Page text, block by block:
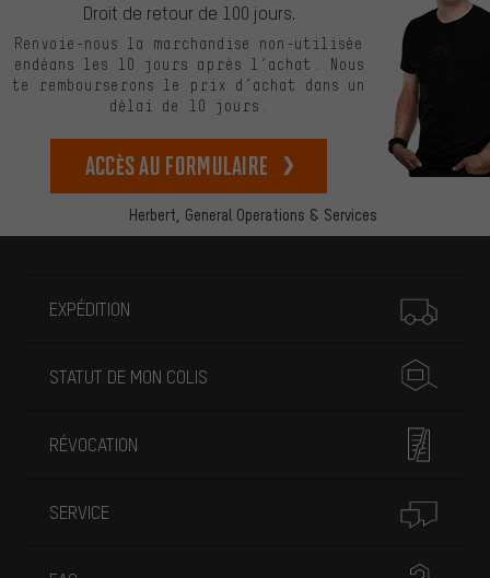
Herbert, General Operations & Services
Droit de retour de 100 jours.
Renvoie-nous la marchandise non-utilisée
endéans les 10 jours après l’achat. Nous
te rembourserons le prix d’achat dans un
délai de 10 jours.
Accès au formulaire
EXPÉDITION
STATUT DE MON COLIS
RÉVOCATION
SERVICE